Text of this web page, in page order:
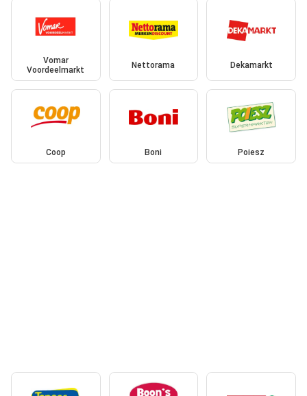
Vomar
Voordeelmarkt
Nettorama Dekamarkt
Coop Boni Poiesz